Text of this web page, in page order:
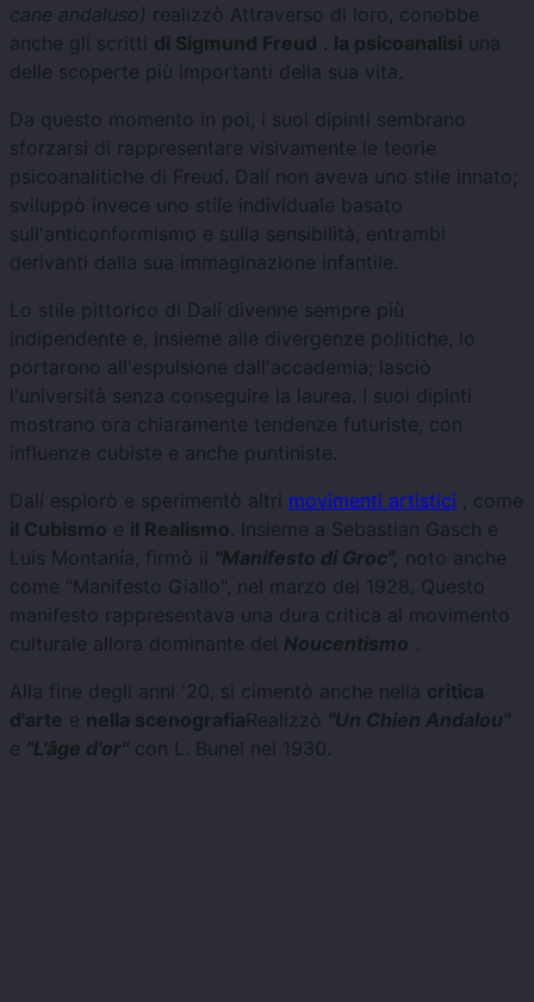
cane andaluso) realizzò Attraverso di loro, conobbe
anche gli scritti di Sigmund Freud . la psicoanalisi una
delle scoperte più importanti della sua vita.
Da questo momento in poi, i suoi dipinti sembrano
sforzarsi di rappresentare visivamente le teorie
psicoanalitiche di Freud. Dalí non aveva uno stile innato;
sviluppò invece uno stile individuale basato
sull'anticonformismo e sulla sensibilità, entrambi
derivanti dalla sua immaginazione infantile.
Lo stile pittorico di Dalí divenne sempre più
indipendente e, insieme alle divergenze politiche, lo
portarono all'espulsione dall'accademia; lasciò
l'università senza conseguire la laurea. I suoi dipinti
mostrano ora chiaramente tendenze futuriste, con
influenze cubiste e anche puntiniste.
Dalí esplorò e sperimentò altri movimenti artistici , come
il Cubismo e il Realismo. Insieme a Sebastian Gasch e
Luis Montanía, firmò il "Manifesto di Groc", noto anche
come "Manifesto Giallo", nel marzo del 1928. Questo
manifesto rappresentava una dura critica al movimento
culturale allora dominante del Noucentismo .
Alla fine degli anni '20, si cimentò anche nella critica
d'arte e nella scenografiaRealizzò "Un Chien Andalou"
e "L'âge d'or" con L. Bunel nel 1930.